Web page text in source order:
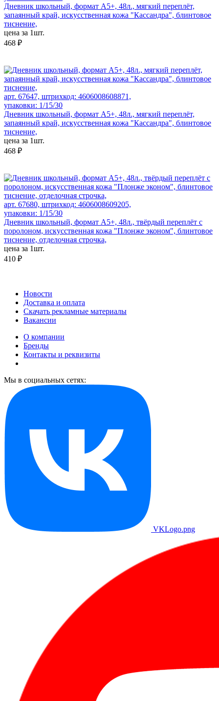
Дневник школьный, формат А5+, 48л., мягкий переплёт,
запаянный край, искусственная кожа "Кассандра", блинтовое
тиснение,
цена за 1шт.
468 ₽
арт. 67647, штрихкод: 4606008608871,
упаковки: 1/15/30
Дневник школьный, формат А5+, 48л., мягкий переплёт,
запаянный край, искусственная кожа "Кассандра", блинтовое
тиснение,
цена за 1шт.
468 ₽
арт. 67680, штрихкод: 4606008609205,
упаковки: 1/15/30
Дневник школьный, формат А5+, 48л., твёрдый переплёт с
поролоном, искусственная кожа "Плонже эконом", блинтовое
тиснение, отделочная строчка,
цена за 1шт.
410 ₽
Новости
Доставка и оплата
Скачать рекламные материалы
Вакансии
О компании
Бренды
Контакты и реквизиты
Мы в социальных сетях:
VKLogo.png